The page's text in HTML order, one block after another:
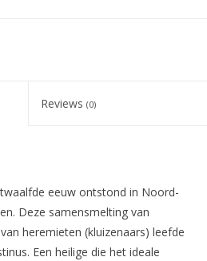
Reviews (0)
eeuw ontstond in Noord-
Deze samensmelting van
heremieten (kluizenaars) leefde
Een heilige die het ideale